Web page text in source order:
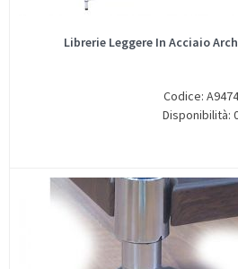
Librerie Leggere In Acciaio
Codice: A9474
Disponibilità: